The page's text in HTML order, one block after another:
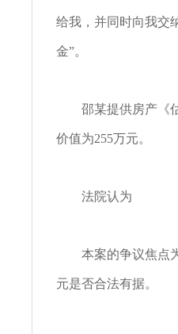
给我，并同时向我交
金”。
邵某提供房产《估
价值为255万元。
法院认为
本案的争议焦点为
元是否合法有据。